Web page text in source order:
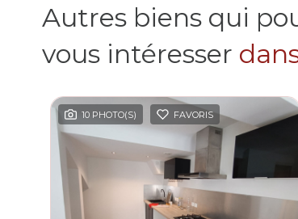
Autres biens qui
vous intéresser
10 PHOTO(S) FAVORIS